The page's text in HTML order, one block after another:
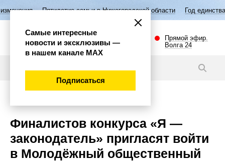
семьи в Нижегородской области Год единства народов России
Прямой эфир.
Волга 24
Финалистов конкурса «Я —
законодатель» пригласят войти
в Молодёжный общественный
Самые интересные
новости и эксклюзивы —
в нашем канале МАХ
Подписаться